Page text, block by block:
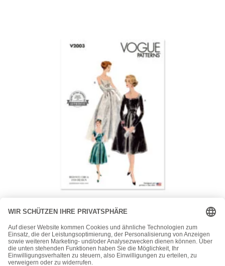
Vogue
Vogue Schnittmuster V2003 – Vintage – Kleid im Stil der
50er Jahre